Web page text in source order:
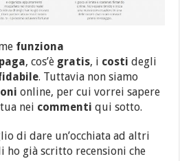
funziona
, cos’è gratis, i costidegli
. Tuttavia non siamo
online, per cui vorrei sapere
nei commentiqui sotto.
di dare un’occhiata ad altri
già scritto recensioni che